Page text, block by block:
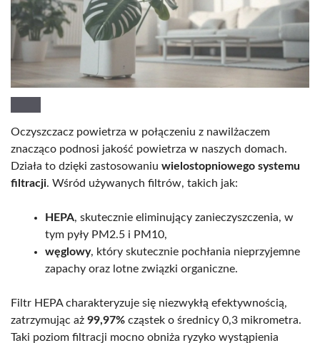
Oczyszczacz powietrza w połączeniu z nawilżaczem
znacząco podnosi jakość powietrza w naszych domach.
Działa to dzięki zastosowaniu wielostopniowego systemu
filtracji. Wśród używanych filtrów, takich jak:
HEPA, skutecznie eliminujący zanieczyszczenia, w
tym pyły PM2.5 i PM10,
węglowy, który skutecznie pochłania nieprzyjemne
zapachy oraz lotne związki organiczne.
Filtr HEPA charakteryzuje się niezwykłą efektywnością,
zatrzymując aż 99,97% cząstek o średnicy 0,3 mikrometra.
Taki poziom filtracji mocno obniża ryzyko wystąpienia